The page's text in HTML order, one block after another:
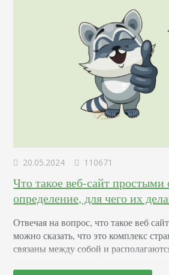
20.05.2024 110671
Что такое веб-сайт простыми
определение, для чего их
Отвечая на вопрос, что такое веб
можно сказать, что это комплекс
связаны между собой и